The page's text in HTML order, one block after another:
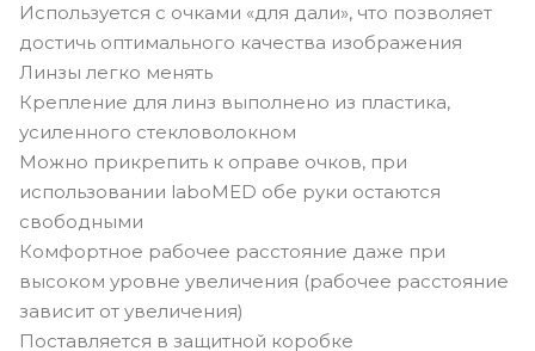
Используется с очками «для дали», что позволяет
достичь оптимального качества изображения
Линзы легко менять
Крепление для линз выполнено из пластика,
усиленного стекловолокном
Можно прикрепить к оправе очков, при
использовании laboMED обе руки остаются
свободными
Комфортное рабочее расстояние даже при
высоком уровне увеличения (рабочее расстояние
зависит от увеличения)
Поставляется в защитной коробке